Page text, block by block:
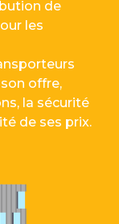
de
les
offre,
la sécurité
de ses prix.